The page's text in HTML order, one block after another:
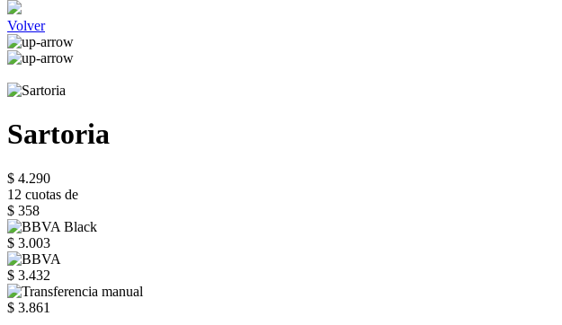
Volver
Sartoria
$ 4.290
12 cuotas de
$ 358
$ 3.003
$ 3.432
$ 3.861